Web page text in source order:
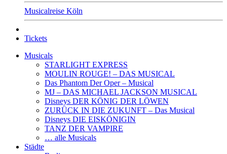
Musicalreise Köln
Tickets
Musicals
STARLIGHT EXPRESS
MOULIN ROUGE! – DAS MUSICAL
Das Phantom Der Oper – Musical
MJ – DAS MICHAEL JACKSON MUSICAL
Disneys DER KÖNIG DER LÖWEN
ZURÜCK IN DIE ZUKUNFT – Das Musical
Disneys DIE EISKÖNIGIN
TANZ DER VAMPIRE
… alle Musicals
Städte